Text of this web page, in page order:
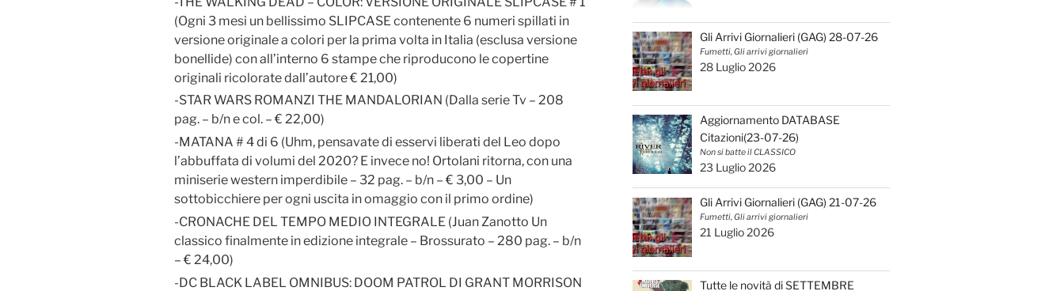
(Ogni 3 mesi un bellissimo SLIPCASE contenente 6 numeri spillati in
versione originale a colori per la prima volta in Italia (esclusa versione
bonellide) con all’interno 6 stampe che riproducono le copertine
originali ricolorate dall’autore € 21,00)
-STAR WARS ROMANZI THE MANDALORIAN (Dalla serie Tv – 208
pag. – b/n e col. – € 22,00)
-MATANA # 4 di 6 (Uhm, pensavate di esservi liberati del Leo dopo
l’abbuffata di volumi del 2020? E invece no! Ortolani ritorna, con una
miniserie western imperdibile – 32 pag. – b/n – € 3,00 – Un
sottobicchiere per ogni uscita in omaggio con il primo ordine)
-CRONACHE DEL TEMPO MEDIO INTEGRALE (Juan Zanotto Un
classico finalmente in edizione integrale – Brossurato – 280 pag. – b/n
– € 24,00)
-DC BLACK LABEL OMNIBUS: DOOM PATROL DI GRANT MORRISON
Gli Arrivi Giornalieri (GAG) 28-07-26
Fumetti, Gli arrivi giornalieri
28 Luglio 2026
Aggiornamento DATABASE
Citazioni(23-07-26)
Non si batte il CLASSICO
23 Luglio 2026
Gli Arrivi Giornalieri (GAG) 21-07-26
Fumetti, Gli arrivi giornalieri
21 Luglio 2026
Tutte le novità di SETTEMBRE